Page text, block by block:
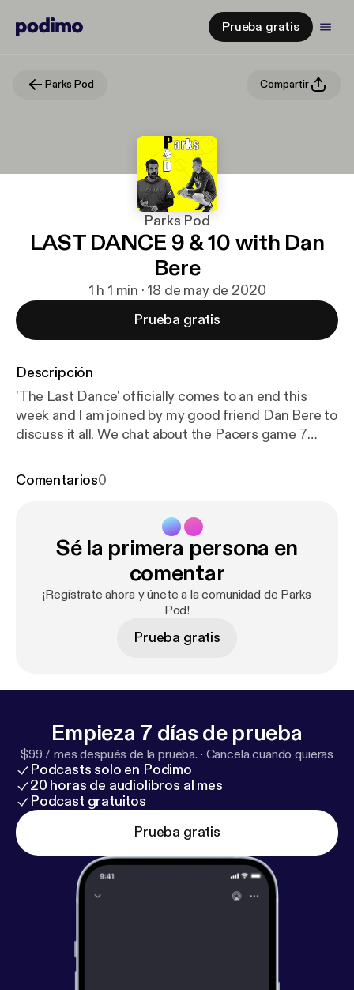
Prueba gratis
Parks Pod Compartir
Parks Pod
LAST DANCE 9 & 10 with Dan
Bere
1 h 1 min · 18 de may de 2020
Prueba gratis
Descripción
'The Last Dance' officially comes to an end this
week and I am joined by my good friend Dan Bere to
discuss it all. We chat about the Pacers game 7
performance, and a look back at our favorite
Comentarios0
Sé la primera persona en
comentar
¡Regístrate ahora y únete a la comunidad de Parks
Pod!
Prueba gratis
Empieza 7 días de prueba
$99 / mes después de la prueba. · Cancela cuando quieras
Podcasts solo en Podimo
20 horas de audiolibros al mes
Podcast gratuitos
Prueba gratis